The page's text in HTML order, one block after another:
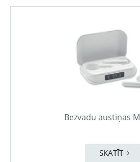
Bezvadu austiņas
SKATĪT